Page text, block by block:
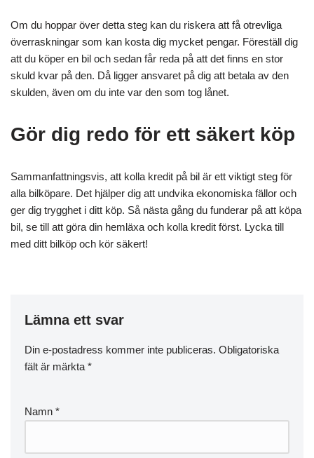
Om du hoppar över detta steg kan du riskera att få otrevliga
överraskningar som kan kosta dig mycket pengar. Föreställ dig
att du köper en bil och sedan får reda på att det finns en stor
skuld kvar på den. Då ligger ansvaret på dig att betala av den
skulden, även om du inte var den som tog lånet.
Gör dig redo för ett säkert köp
Sammanfattningsvis, att kolla kredit på bil är ett viktigt steg för
alla bilköpare. Det hjälper dig att undvika ekonomiska fällor och
ger dig trygghet i ditt köp. Så nästa gång du funderar på att köpa
bil, se till att göra din hemläxa och kolla kredit först. Lycka till
med ditt bilköp och kör säkert!
Lämna ett svar
Din e-postadress kommer inte publiceras. Obligatoriska
fält är märkta *
Namn *